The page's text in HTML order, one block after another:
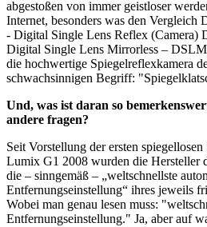
abgestoßen von immer geistloser
Internet, besonders was den Vergleich
- Digital Single Lens Reflex (Camera)
Digital Single Lens Mirrorless –
die hochwertige Spiegelreflexkamera
schwachsinnigen Begriff:
Und, was ist daran so
andere fragen?
Seit Vorstellung der ersten
Lumix G1 2008 wurden die Hersteller
die – sinngemäß – „weltschnellste
Entfernungseinstellung“ ihres jeweils
Wobei man genau lesen muss:
Entfernungseinstellung." Ja, aber auf